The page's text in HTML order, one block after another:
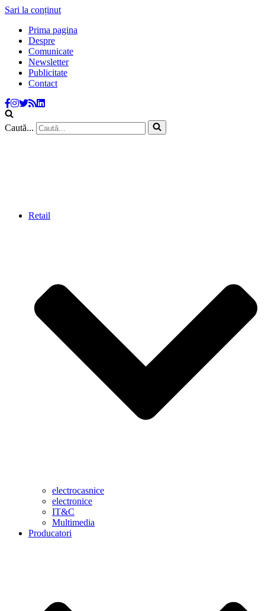
Sari la conținut
Prima pagina
Despre
Comunicate
Newsletter
Publicitate
Contact
Caută...
Retail
electrocasnice
electronice
IT&C
Multimedia
Producatori